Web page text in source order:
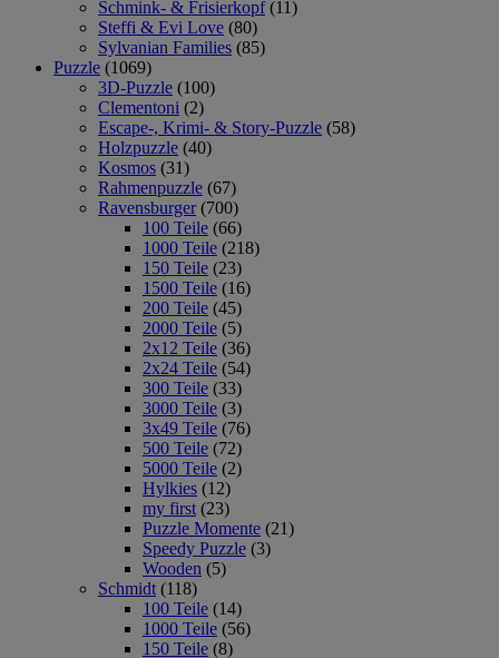
Schmink- & Frisierkopf (11)
Steffi & Evi Love (80)
Sylvanian Families (85)
Puzzle (1069)
3D-Puzzle (100)
Clementoni (2)
Escape-, Krimi- & Story-Puzzle (58)
Holzpuzzle (40)
Kosmos (31)
Rahmenpuzzle (67)
Ravensburger (700)
100 Teile (66)
1000 Teile (218)
150 Teile (23)
1500 Teile (16)
200 Teile (45)
2000 Teile (5)
2x12 Teile (36)
2x24 Teile (54)
300 Teile (33)
3000 Teile (3)
3x49 Teile (76)
500 Teile (72)
5000 Teile (2)
Hylkies (12)
my first (23)
Puzzle Momente (21)
Speedy Puzzle (3)
Wooden (5)
Schmidt (118)
100 Teile (14)
1000 Teile (56)
150 Teile (8)